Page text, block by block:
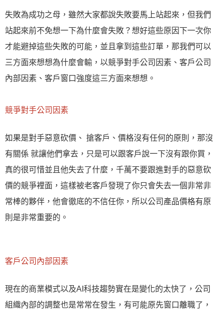
失敗為成功之母，雖然大家都說失敗要馬上站起來，但我們
站起來前不免想一下為什麼會失敗？想好這些原因下一次你
才能避掉這些失敗的可能，並且拿到這些訂單，那我們可以
三方面來想想為什麼會輸，以競爭對手公司因素、客戶公司
內部因素、客戶窗口強度這三方面來想想。
競爭對手公司因素
如果是對手惡意砍價、 搶客戶、價格沒有任何的原則，那沒
有關係 就讓他們拿去，只是可以跟客戶說一下沒有跟你買，
真的很可惜並且他失去了什麼，千萬不要跟進對手的惡意砍
價的競爭裡面，這樣被老客戶發現了你只會失去一個非常非
常棒的夥伴，他會徹底的不信任你，所以公司產品價格有原
則是非常重要的。
客戶公司內部因素
現在的商業模式以及AI科技趨勢實在是變化的太快了，公司
組織內部的調整也是常常在發生，有可能原先窗口離職了，